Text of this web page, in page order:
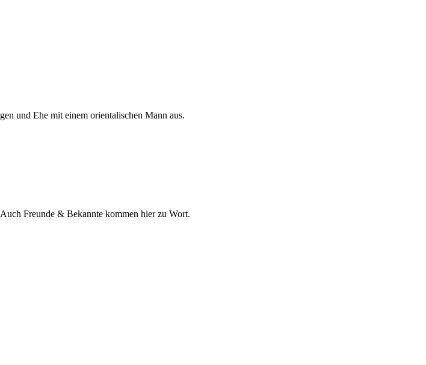
und Ehe mit einem orientalischen Mann aus.
Freunde & Bekannte kommen hier zu Wort.